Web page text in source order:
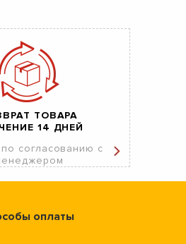
ТОВАРА
14 ДНЕЙ
согласованию с
оплаты